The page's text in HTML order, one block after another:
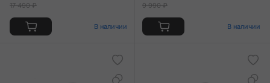
17 490 ₽
В наличии
9 990 ₽
В наличии